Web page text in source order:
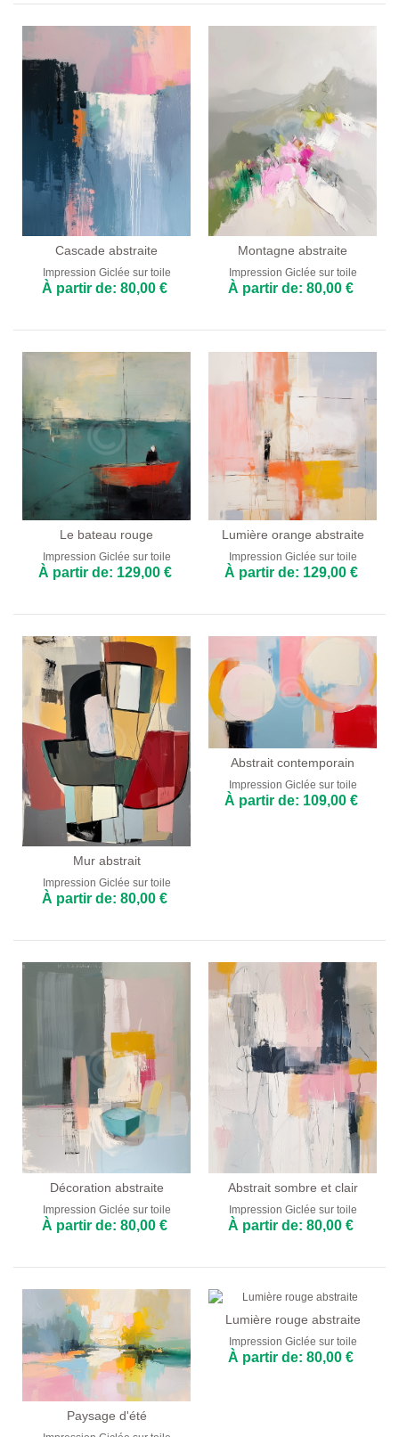
Cascade abstraite
Impression Giclée sur toile
À partir de: 80,00 €
Montagne abstraite
Impression Giclée sur toile
À partir de: 80,00 €
Le bateau rouge
Impression Giclée sur toile
À partir de: 129,00 €
Lumière orange abstraite
Impression Giclée sur toile
À partir de: 129,00 €
Mur abstrait
Impression Giclée sur toile
À partir de: 80,00 €
Abstrait contemporain
Impression Giclée sur toile
À partir de: 109,00 €
Décoration abstraite
Impression Giclée sur toile
À partir de: 80,00 €
Abstrait sombre et clair
Impression Giclée sur toile
À partir de: 80,00 €
Paysage d'été
Lumière rouge abstraite
Impression Giclée sur toile
À partir de: 80,00 €